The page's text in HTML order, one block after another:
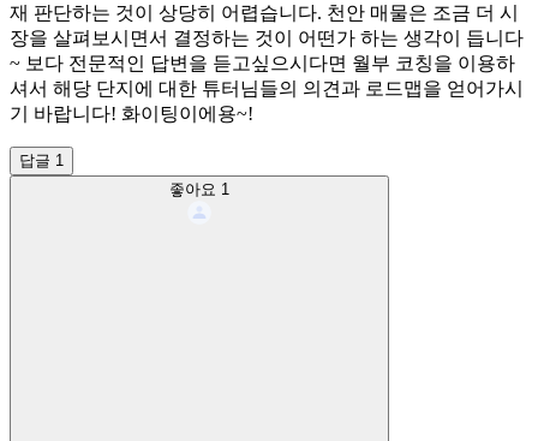
재 판단하는 것이 상당히 어렵습니다. 천안 매물은 조금 더 시
장을 살펴보시면서 결정하는 것이 어떤가 하는 생각이 듭니다
~ 보다 전문적인 답변을 듣고싶으시다면 월부 코칭을 이용하
셔서 해당 단지에 대한 튜터님들의 의견과 로드맵을 얻어가시
기 바랍니다! 화이팅이에용~!
답글 1
좋아요 1